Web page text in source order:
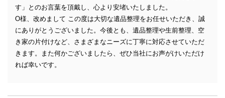
す」とのお言葉を頂戴し、心より安堵いたしました。
O様、改めまして この度は大切な遺品整理をお任せいただき、誠
にありがとうございました。今後とも、遺品整理や生前整理、空
き家の片付けなど、さまざまなニーズに丁寧に対応させていただ
きます。また何かございましたら、ぜひ当社にお声がけいただけ
れば幸いです。